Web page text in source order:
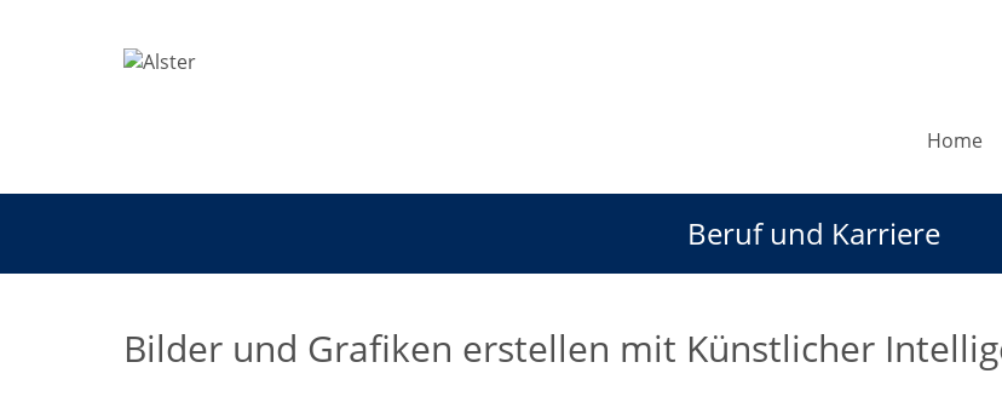
Home
Beruf und Karriere
Bilder und Grafiken erstellen mit Künstlicher